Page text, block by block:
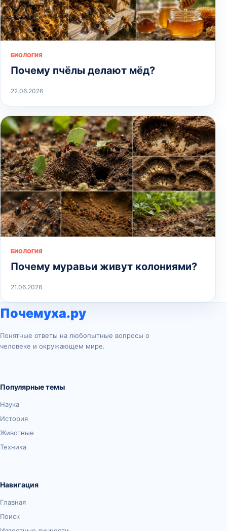
БИОЛОГИЯ
Почему пчёлы делают мёд?
22.06.2026
БИОЛОГИЯ
Почему муравьи живут колониями?
21.06.2026
Почемуха.ру
Понятные ответы на любопытные вопросы о
человеке и окружающем мире.
Популярные темы
Наука
История
Животные
Техника
Навигация
Главная
Поиск